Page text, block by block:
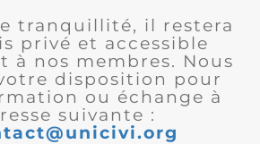
tranquillité, il restera
privé et accessible
à nos membres. Nous
disposition pour
ou échange à
suivante :